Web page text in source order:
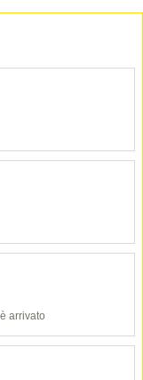
arrivato